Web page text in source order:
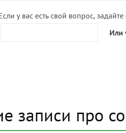
у вас есть свой вопрос,
Или
записи про